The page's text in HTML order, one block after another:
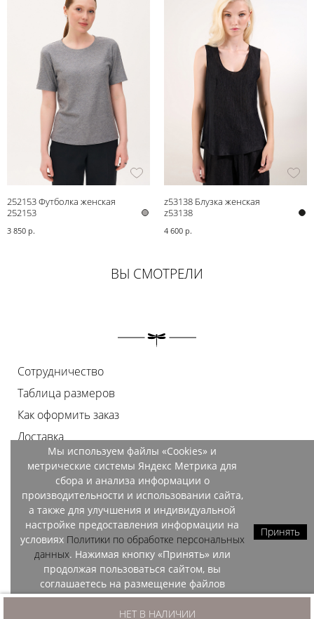
НЕТ В НАЛИЧИИ
252153 Футболка женская
252153
3 850 р.
z53138 Блузка женская
z53138
4 600 р.
ВЫ СМОТРЕЛИ
Сотрудничество
Таблица размеров
Как оформить заказ
Доставка
Оплата
Возврат
Документы
Контакты
Магазины
Мы используем файлы «Cookies» и
метрические системы Яндекс Метрика для
сбора и анализа информации о
производительности и использовании сайта,
а также для улучшения и индивидуальной
настройке предоставления информации на
условиях Политики по обработке персональных
данных. Нажимая кнопку «Принять» или
продолжая пользоваться сайтом, вы
соглашаетесь на размещение файлов
«Cookies» и обработку данных метрических
систем Яндекс Метрика.
Принять